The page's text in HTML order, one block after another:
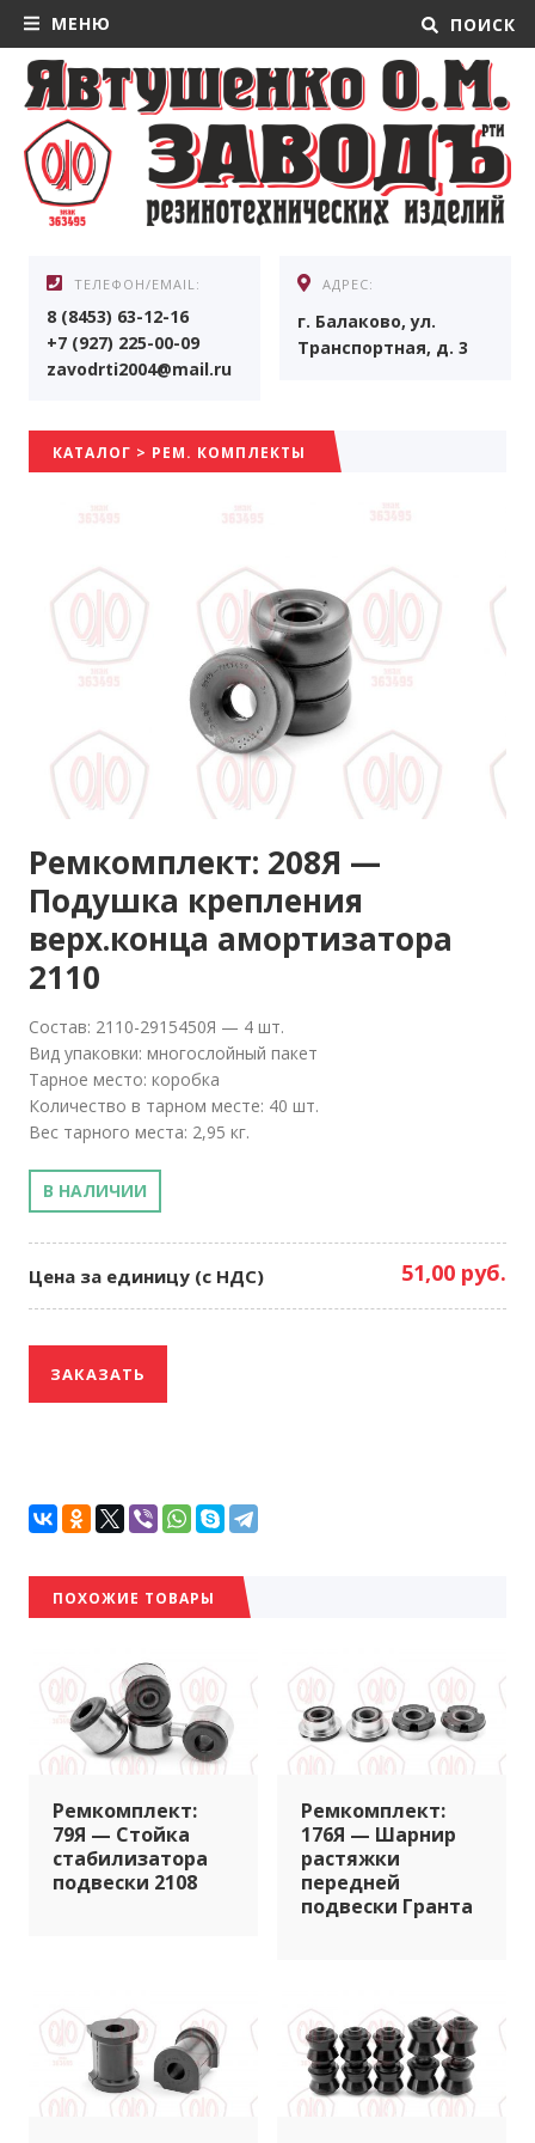
МЕНЮ ПОИСК
ТЕЛЕФОН/EMAIL:
8 (8453) 63-12-16
+7 (927) 225-00-09
zavodrti2004@mail.ru
АДРЕС:
г. Балаково, ул.
Транспортная, д. 3
КАТАЛОГ > РЕМ. КОМПЛЕКТЫ
Ремкомплект: 208Я —
Подушка крепления
верх.конца амортизатора
2110
Состав: 2110-2915450Я — 4 шт.
Вид упаковки: многослойный пакет
Тарное место: коробка
Количество в тарном месте: 40 шт.
Вес тарного места: 2,95 кг.
В НАЛИЧИИ
Цена за единицу (с НДС) 51,00 руб.
ЗАКАЗАТЬ
ПОХОЖИЕ ТОВАРЫ
Ремкомплект:
79Я — Стойка
стабилизатора
подвески 2108
Ремкомплект:
176Я — Шарнир
растяжки
передней
подвески Гранта